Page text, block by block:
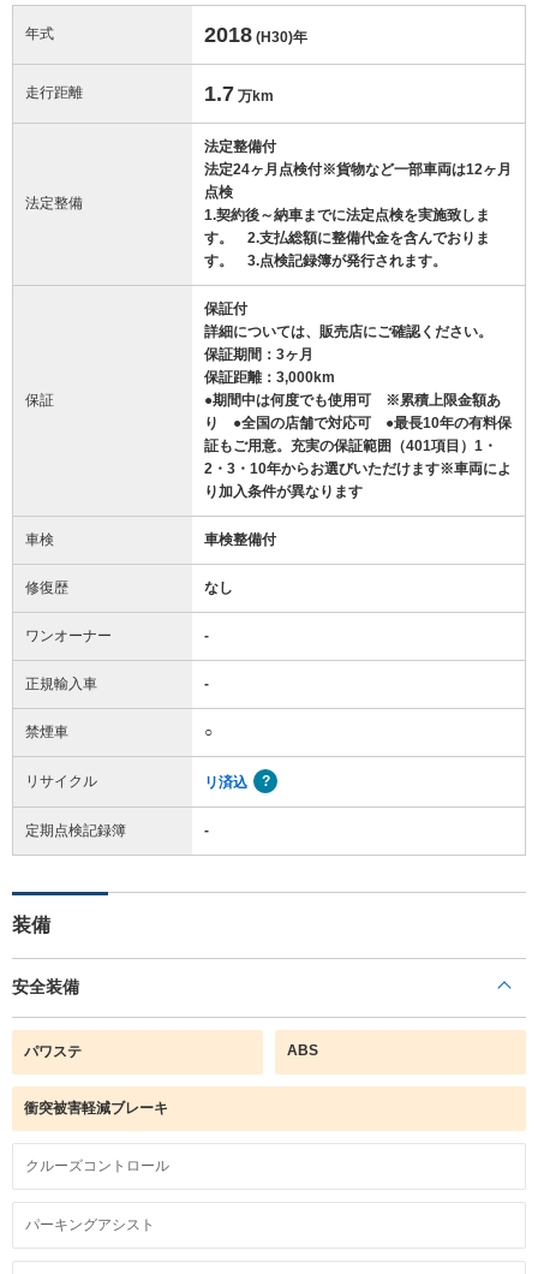
年式 2018 (H30)年
走行距離 1.7 万km
法定整備
法定整備付
法定24ヶ月点検付※貨物など一部車両は12ヶ月
点検
1.契約後～納車までに法定点検を実施致しま
す。 2.支払総額に整備代金を含んでおりま
す。 3.点検記録簿が発行されます。
保証
保証付
詳細については、販売店にご確認ください。
保証期間：3ヶ月
保証距離：3,000km
●期間中は何度でも使用可 ※累積上限金額あ
り ●全国の店舗で対応可 ●最長10年の有料保
証もご用意。充実の保証範囲（401項目）1・
2・3・10年からお選びいただけます※車両によ
り加入条件が異なります
車検 車検整備付
修復歴 なし
ワンオーナー -
正規輸入車 -
禁煙車 ○
リサイクル リ済込
定期点検記録簿 -
装備
安全装備
パワステ ABS
衝突被害軽減ブレーキ
クルーズコントロール
パーキングアシスト